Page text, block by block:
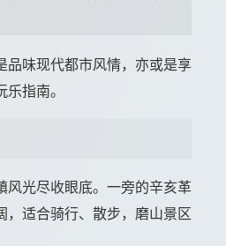
品味现代都市风情，亦或是享
指南。
风光尽收眼底。一旁的辛亥革
，适合骑行、散步，磨山景区